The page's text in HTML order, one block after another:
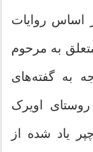
بر اساس روایات
به مرحوم
به گفته‌های
اویرک
یاد شده از